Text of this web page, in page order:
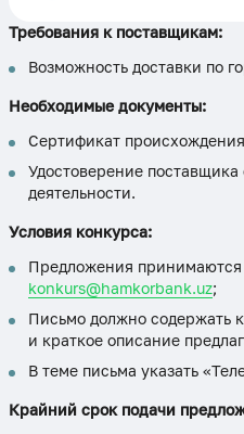
Требования к поставщикам:
Возможность доставки по
Необходимые документы:
Сертификат
Удостоверение
деятельности.
Условия конкурса:
Предложения принимаются
konkurs@hamkorbank.uz;
Письмо должно содержать
и краткое описание
В теме письма указать
Крайний срок подачи